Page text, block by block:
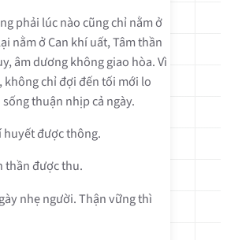
phải lúc nào cũng chỉ nằm ở
nằm ở Can khí uất, Tâm thần
âm dương không giao hòa. Vì
chỉ đợi đến tối mới lo
thuận nhịp cả ngày.
huyết được thông.
thần được thu.
nhẹ người. Thận vững thì